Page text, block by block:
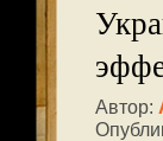
Автор: